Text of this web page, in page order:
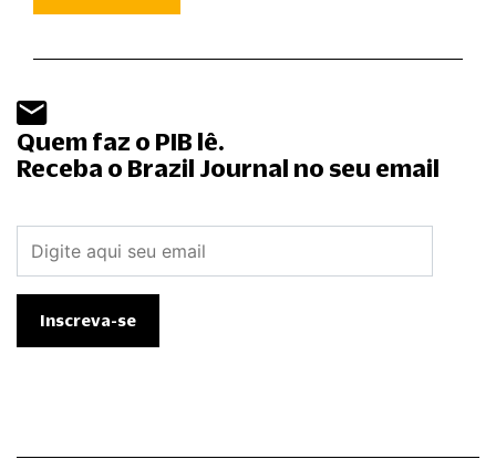
Quem faz o PIB lê.
Receba o Brazil Journal no seu email